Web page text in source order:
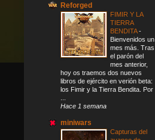
Reforged
FIMIR Y LA
TIERRA
BENDITA-
Bienvenidos un
mes más. Tras
el parón del
mes anterior,
hoy os traemos dos nuevos
libros de ejército en verión beta:
los Fimir y la Tierra Bendita. Por
Hace 1 semana
miniwars
Capturas del